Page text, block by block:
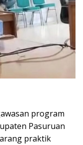
program
Pasuruan
praktik